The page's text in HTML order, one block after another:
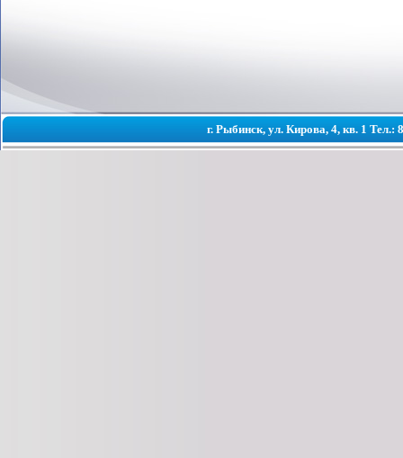
г. Рыбинск, ул. Кирова, 4, кв. 1 Тел.: